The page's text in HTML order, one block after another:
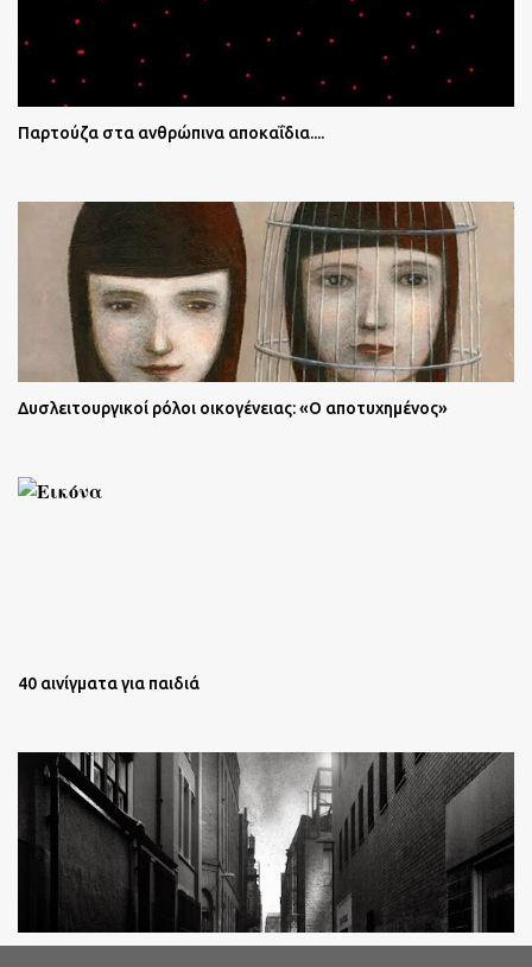
Παρτούζα στα ανθρώπινα αποκαΐδια....
Δυσλειτουργικοί ρόλοι οικογένειας: «Ο αποτυχημένος»
40 αινίγματα για παιδιά